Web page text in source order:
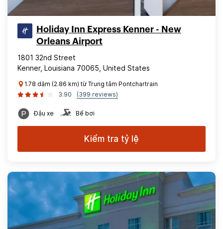
Holiday Inn Express Kenner - New
Orleans Airport
1801 32nd Street
Kenner, Louisiana 70065, United States
1.78 dặm (2.86 km) từ Trung tâm Pontchartrain
3.90
(399 reviews)
Đậu xe Bể bơi
Kiểm tra tỷ lệ